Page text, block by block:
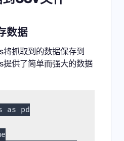
数据
抓取到的数据保存到
供了简单而强大的数据
as pd